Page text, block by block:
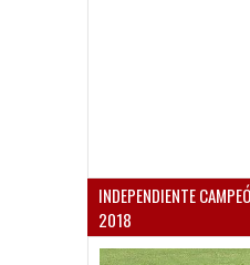
INDEPENDIENTE
2018